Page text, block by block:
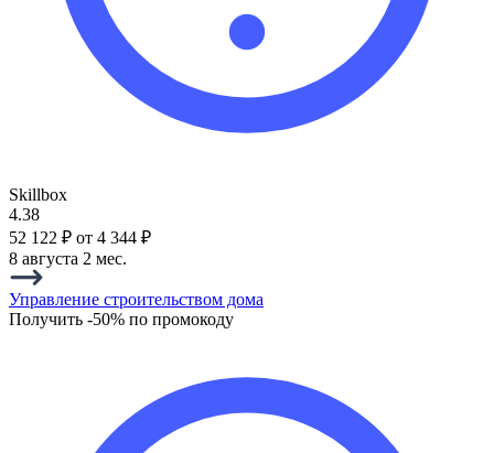
Skillbox
4.38
52 122 ₽ от 4 344 ₽
8 августа 2 мес.
Управление строительством дома
Получить -50% по промокоду